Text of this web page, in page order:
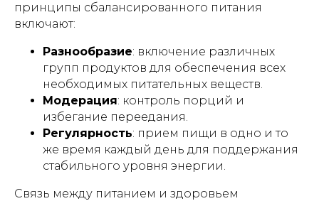
принципы сбалансированного питания
включают:
Разнообразие: включение различных
групп продуктов для обеспечения всех
необходимых питательных веществ.
Модерация: контроль порций и
избегание переедания.
Регулярность: прием пищи в одно и то
же время каждый день для поддержания
стабильного уровня энергии.
Связь между питанием и здоровьем